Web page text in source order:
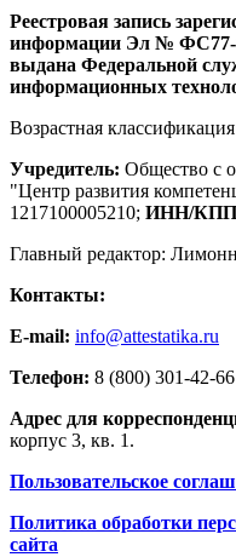
Реестровая запись
информации Эл № ФС77-
выдана Федеральной
информационных
Возрастная
Учредитель: Общество с
"Центр развития
1217100005210; ИНН/КПП
Главный редактор:
Контакты:
E-mail: info@attestatika.ru
Телефон: 8 (800) 301-42-66
Адрес для
корпус 3, кв. 1.
Пользовательское
Политика обработки
сайта